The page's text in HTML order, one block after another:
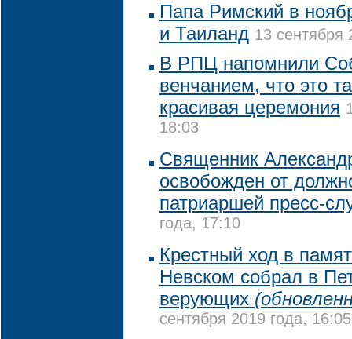
Папа Римский в
и Таиланд 13 сентября
В РПЦ напомнили
венчанием, что это
красивая церемония
18:03
Священник
освобожден от
патриаршей пресс-
года, 17:10
Крестный ход в
Невском собрал в
верующих
сентября 2019 года, 16:05